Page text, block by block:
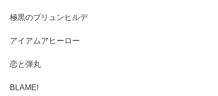
極黒のブリュンヒルデ
アイアムアヒーロー
恋と弾丸
BLAME!